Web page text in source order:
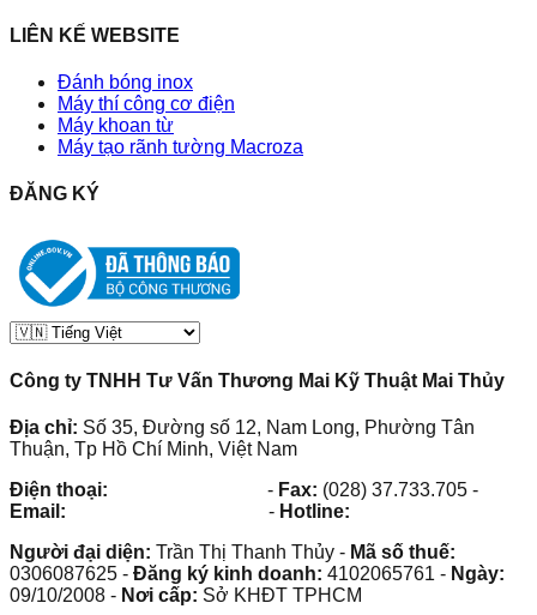
LIÊN KẾ WEBSITE
Đánh bóng inox
Máy thí công cơ điện
Máy khoan từ
Máy tạo rãnh tường Macroza
ĐĂNG KÝ
Công ty TNHH Tư Vấn Thương Mai Kỹ Thuật Mai Thủy
Địa chỉ: Số 35, Đường số 12, Nam Long, Phường Tân
Thuận, Tp Hồ Chí Minh, Việt Nam
Điện thoại:
- Fax: (028) 37.733.705 -
Email:
- Hotline:
Người đại diện: Trần Thị Thanh Thủy - Mã số thuế:
0306087625 - Đăng ký kinh doanh: 4102065761 - Ngày:
09/10/2008 - Nơi cấp: Sở KHĐT TPHCM